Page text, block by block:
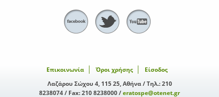
Επικοινωνία Όροι χρήσης
Είσοδος
Λαζάρου Σώχου 4, 115 25, Αθήνα / Τηλ.: 210
8238074 / Fax: 210 8238000 /eratospe@otenet.gr